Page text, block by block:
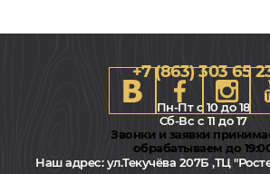
+7 (863) 303 65
Пн-Пт с 10 до 18
Сб-Вс с 11 до 17
Звонки и заявки
обрабатываем до
Наш адрес:ул.Текучёва 207Б ,ТЦ